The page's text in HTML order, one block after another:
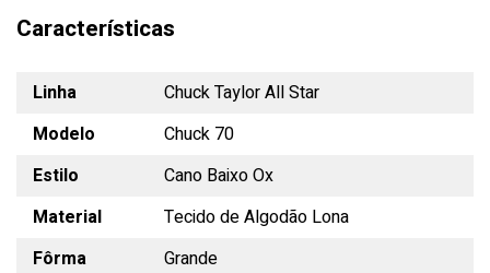
Características
Linha
Chuck Taylor All Star
Modelo
Chuck 70
Estilo
Cano Baixo Ox
Material
Tecido de Algodão Lona
Fôrma
Grande